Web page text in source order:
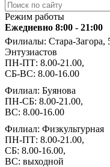
Режим работы
Ежедневно 8:00 - 21:00
Филиалы: Стара-Загора,
Энтузиастов
ПН-ПТ: 8.00-21.00,
СБ-ВС: 8.00-16.00
Филиал: Буянова
ПН-СБ: 8.00-21.00,
ВС: 8.00-16.00
Филиал: Физкультурная
ПН-ПТ: 8.00-21.00,
СБ: 8.00-16.00,
ВС: выходной